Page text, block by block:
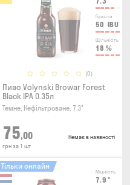
Гіркота
50 IBU
Щільність
18 %
(0)
Пиво Volynski Browar Forest
Black IPA 0.35л
Темне, Нефільтроване, 7.3°
75,00
грн за 1 шт
Немає в наявності
Міцність
7.9 °
Тільки онлайн